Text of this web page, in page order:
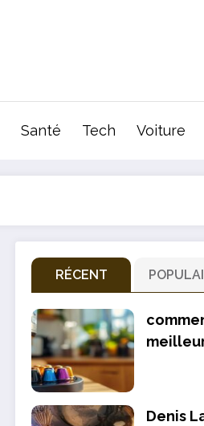
Santé Tech Voiture
RÉCENT
Denis